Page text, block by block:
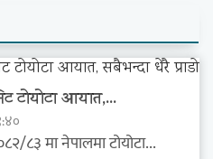
टोयोटा आयात,...
८३ मा नेपालमा टोयोटा...